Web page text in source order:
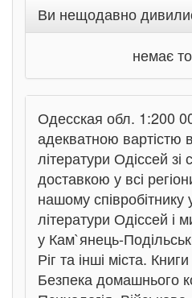
Ви нещодавно
немає
Одесская обл. 1:200
адекватною вартістю
літератури Одіссей
доставкою у всі
нашому співробітнику
літератури Одіссей і
у Кам`янець-
Ріг та інші міста.
Безпека домашнього